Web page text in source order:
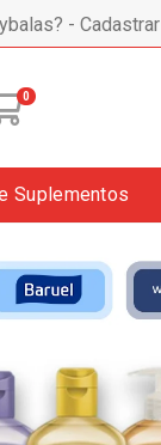
- Cadastrar
0
Suplementos